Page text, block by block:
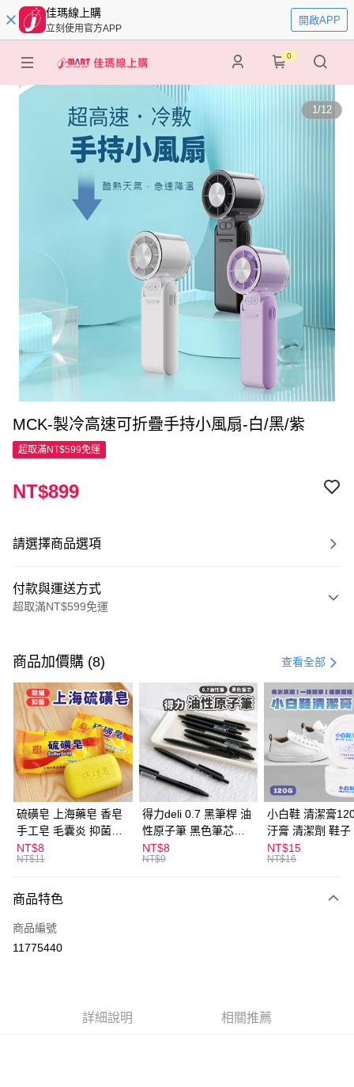
佳瑪線上購
立刻使用官方APP
開啟APP
0
1/12
MCK-製冷高速可折疊手持小風扇-白/黑/紫
超取滿NT$599免運
NT$899
請選擇商品選項
付款與運送方式
超取滿NT$599免運
信用卡一次付款
超商取貨付款
LINE Pay
Apple Pay
街口支付
悠遊付
ATM付款
全家取貨付款
每筆NT$60，滿NT$599(含以上)免運費
付款後全家取貨
每筆NT$60，滿NT$599(含以上)免運費
商品加價購 (8) 查看全部
硫磺皂 上海藥皂 香皂
手工皂 毛囊炎 抑菌除
蟎 清潔護膚 去油去痘
寵物皮膚病 狗狗貓咪
NT$8
NT$11
得力deli 0.7 黑筆桿 油
性原子筆 黑色筆芯
S304
NT$8
NT$9
小白鞋 清潔膏
汙膏 清潔劑 鞋子
漬 白皮鞋 鞋油
NT$15
NT$16
商品特色
商品編號
11775440
詳細說明 相關推薦